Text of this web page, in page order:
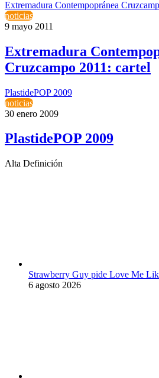
Extremadura Contempopránea
noticias
9 mayo 2011
Extremadura
Cruzcampo 2011: cartel
PlastidePOP 2009
noticias
30 enero 2009
PlastidePOP 2009
Alta Definición
Strawberry Guy pide Love Me
6 agosto 2026